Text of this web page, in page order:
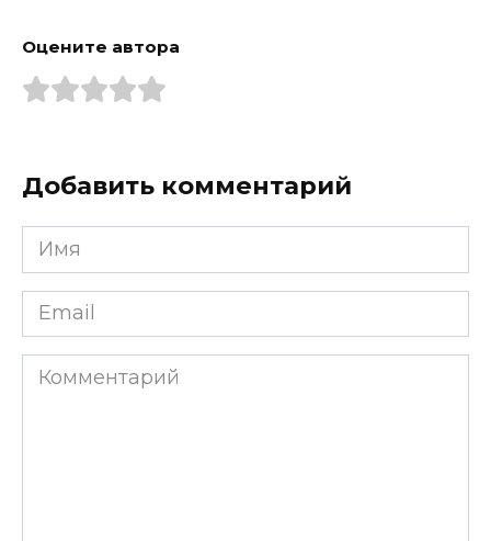
Оцените автора
Добавить комментарий
Имя
*
Email
*
Комментарий